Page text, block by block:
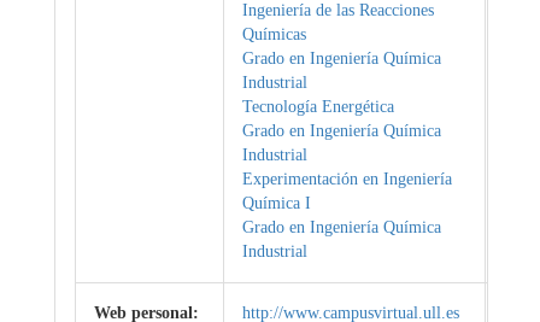
Ingeniería de las Reacciones
Químicas
Grado en Ingeniería Química
Industrial
Tecnología Energética
Grado en Ingeniería Química
Industrial
Experimentación en Ingeniería
Química I
Grado en Ingeniería Química
Industrial
Web personal: http://www.campusvirtual.ull.es